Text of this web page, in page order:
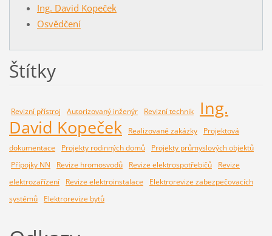
Ing. David Kopeček
Osvědčení
Štítky
Revizní přístroj Autorizovaný inženýr Revizní technik
Ing.
David Kopeček
Realizované zakázky
Projektová
dokumentace
Projekty rodinných domů
Projekty průmyslových objektů
Přípojky NN
Revize hromosvodů Revize elektrospotřebičů
Revize
elektrozařízení
Revize elektroinstalace
Elektrorevize zabezpečovacích
systémů
Elektrorevize bytů